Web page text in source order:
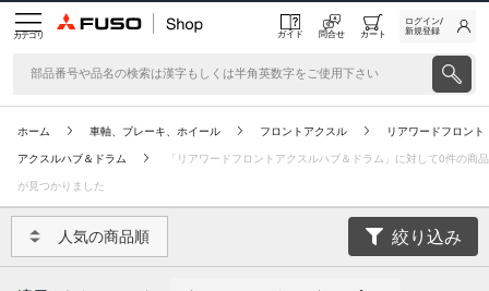
カテゴリ ガイド 問合せ カート
ログイン/
新規登録
ホーム 車軸、ブレーキ、ホイール フロントアクスル リアワードフロント
アクスルハブ＆ドラム 「リアワードフロントアクスルハブ＆ドラム」に対して0件の商品
が見つかりました
人気の商品順 絞り込み